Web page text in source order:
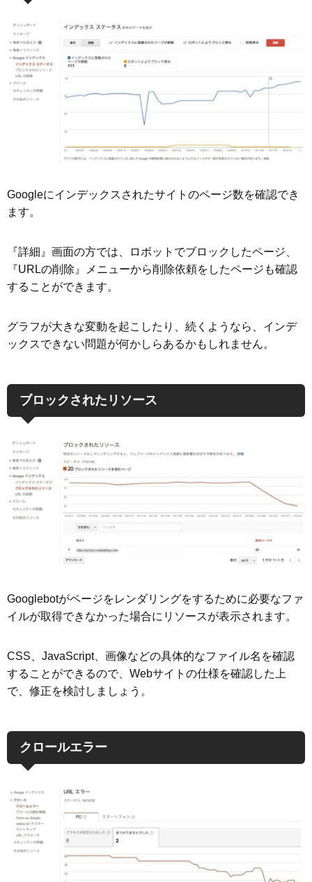
Googleにインデックスされたサイトのページ数を確認でき
ます。
『詳細』画面の方では、ロボットでブロックしたページ、
『URLの削除』メニューから削除依頼をしたページも確認
することができます。
グラフが大きな変動を起こしたり、続くようなら、インデ
ックスできない問題が何かしらあるかもしれません。
ブロックされたリソース
Googlebotがページをレンダリングをするために必要なファ
イルが取得できなかった場合にリソースが表示されます。
CSS、JavaScript、画像などの具体的なファイル名を確認
することができるので、Webサイトの仕様を確認した上
で、修正を検討しましょう。
クロールエラー